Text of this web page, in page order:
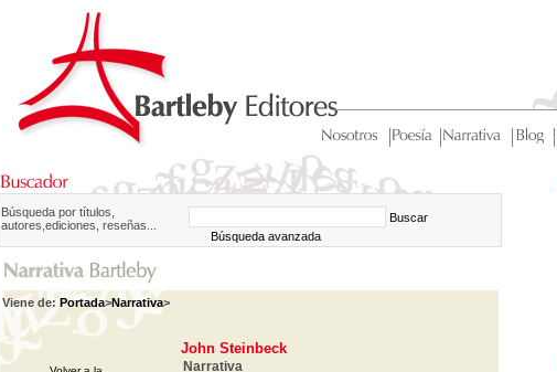
Búsqueda por títulos,
autores,ediciones, reseñas...
Buscar
Búsqueda avanzada
Viene de:Portada>Narrativa>
John Steinbeck
Narrativa